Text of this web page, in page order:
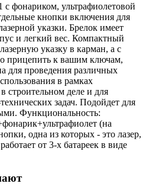
с фонариком, ультрафиолетовой
кнопки включения для
указки. Брелок имеет
и легкий вес. Компактный
указку в карман, а с
прицепить к вашим ключам,
для проведения различных
в рамках
строительном деле и для
задач. Подойдет для
Функциональность:
(на
одна из которых - это лазер,
от 3-х батареек в виде